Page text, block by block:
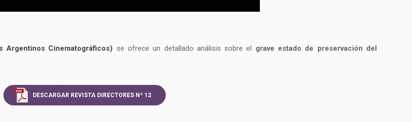
Argentinos Cinematográficos) se ofrece un detallado análisis sobre el grave estado de preservación del
DESCARGAR REVISTA DIRECTORES Nº 12